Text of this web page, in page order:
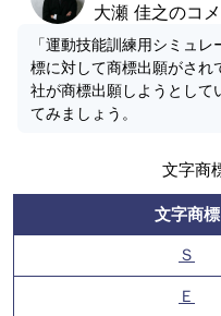
大瀬 佳之のコ
「運動技能訓練用シミュ
標に対して商標出願がされ
社が商標出願しようとして
てみましょう。
文字商
文字商標
Ｓ
Ｅ